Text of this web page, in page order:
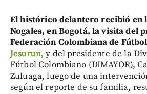
El histórico delantero recibió en
Nogales, en Bogotá, la visita del
Federación Colombiana de
Jesurun, y del presidente de la
Fútbol Colombiano (DIMAYOR),
Zuluaga, luego de una
según el reporte de su familia,